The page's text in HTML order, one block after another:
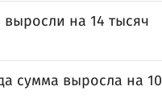
выросли на 14 тысяч
сумма выросла на 10